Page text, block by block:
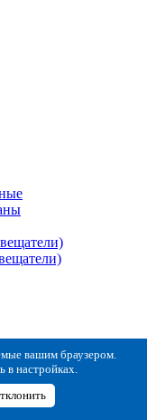
вашим браузером.
в настройках.